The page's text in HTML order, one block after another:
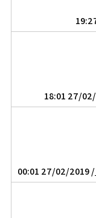
/ 27/02/2019 00:01